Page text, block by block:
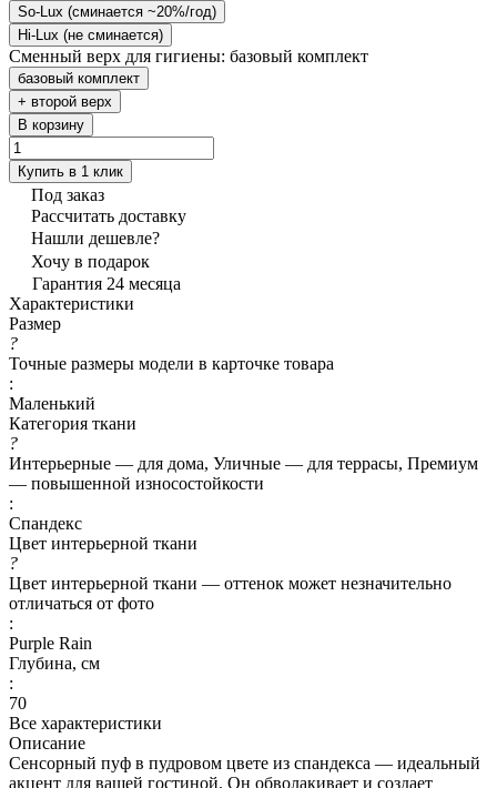
So-Lux (cминается ~20%/год)
Hi-Lux (не сминается)
Сменный верх для гигиены: базовый комплект
базовый комплект
+ второй верх
В корзину
Купить в 1 клик
Под заказ
Рассчитать доставку
Нашли дешевле?
Хочу в подарок
Гарантия 24 месяца
Характеристики
Размер
?
Точные размеры модели в карточке товара
:
Маленький
Категория ткани
?
Интерьерные — для дома, Уличные — для террасы, Премиум
— повышенной износостойкости
:
Спандекс
Цвет интерьерной ткани
?
Цвет интерьерной ткани — оттенок может незначительно
отличаться от фото
:
Purple Rain
Глубина, см
:
70
Все характеристики
Описание
Сенсорный пуф в пудровом цвете из спандекса — идеальный
акцент для вашей гостиной. Он обволакивает и создает